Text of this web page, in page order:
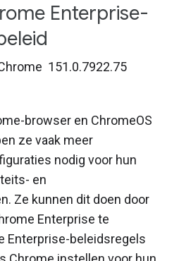
Enterprise-
151.0.7922.75
browser en ChromeOS
ze vaak meer
nodig voor hun
en
Ze kunnen dit doen door
Enterprise te
Enterprise-beleidsregels